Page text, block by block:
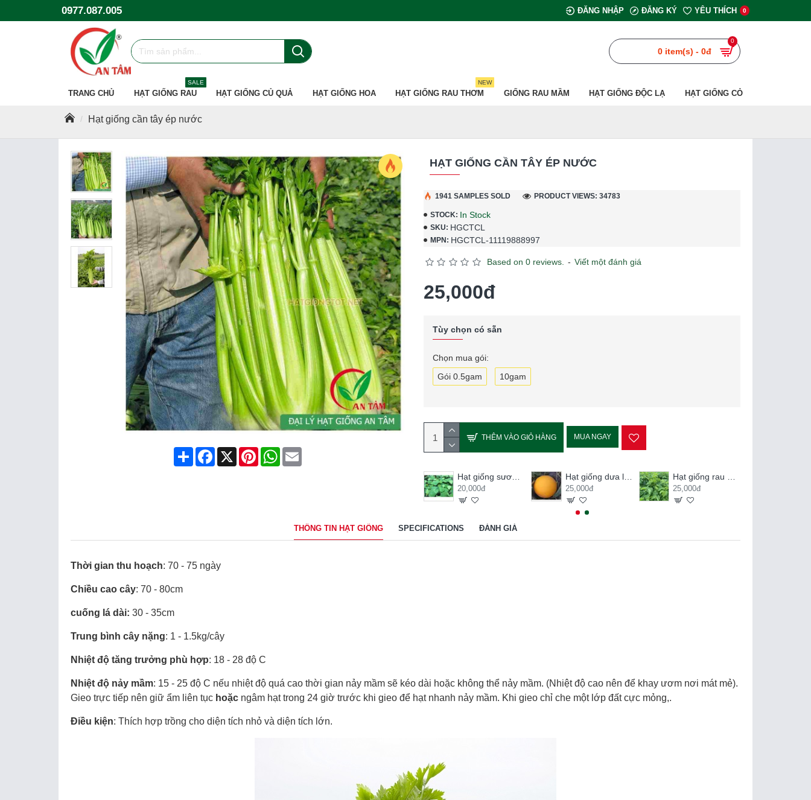
0977.087.005 ĐĂNG NHẬP ĐĂNG KÝ YÊU THÍCH 0
0 item(s) - 0đ
0
TRANG CHỦ HẠT GIỐNG RAU
SALE
HẠT GIỐNG CỦ QUẢ HẠT GIỐNG HOA HẠT GIỐNG RAU THƠM
NEW
GIỐNG RAU MẦM HẠT GIỐNG ĐỘC LẠ HẠT GIỐNG CỎ
Hạt giống cần tây ép nước
Share Facebook
X PinterestWhatsApp
HẠT GIỐNG CẦN TÂY ÉP NƯỚC
STOCK: In Stock
SKU: HGCTCL
MPN: HGCTCL-11119888997
1941 SAMPLES SOLD PRODUCT VIEWS: 34783
Based on 0 reviews. - Viết một đánh giá
25,000đ
Tùy chọn có sẵn
Chọn mua gói:
Gói 0.5gam
10gam
THÊM VÀO GIỎ HÀNG MUA NGAY
20,000đ
Hạt giống dưa lê kim hoàng hậu
25,000đ 25,000đ
THÔNG TIN HẠT GIỐNG SPECIFICATIONS ĐÁNH GIÁ
Thời gian thu hoạch: 70 - 75 ngày
Chiều cao cây: 70 - 80cm
cuống lá dài: 30 - 35cm
Trung bình cây nặng: 1 - 1.5kg/cây
Nhiệt độ tăng trưởng phù hợp: 18 - 28 độ C
Nhiệt độ nảy mầm: 15 - 25 độ C nếu nhiệt độ quá cao thời gian nảy mầm sẽ kéo dài hoặc không thể nảy mầm. (Nhiệt độ cao nên để khay ươm nơi mát mẻ).
Gieo trực tiếp nên giữ ẩm liên tục hoặc ngâm hạt trong 24 giờ trước khi gieo để hạt nhanh nảy mầm. Khi gieo chỉ che một lớp đất cực mỏng,.
Điều kiện: Thích hợp trồng cho diện tích nhỏ và diện tích lớn.